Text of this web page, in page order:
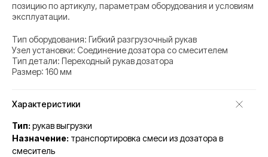
позицию по артикулу, параметрам оборудования и условиям
эксплуатации.
Тип оборудования: Гибкий разгрузочный рукав
Узел установки: Соединение дозатора со смесителем
Тип детали: Переходный рукав дозатора
Размер: 160 мм
Характеристики
Тип: рукав выгрузки
Назначение: транспортировка смеси из дозатора в
смеситель